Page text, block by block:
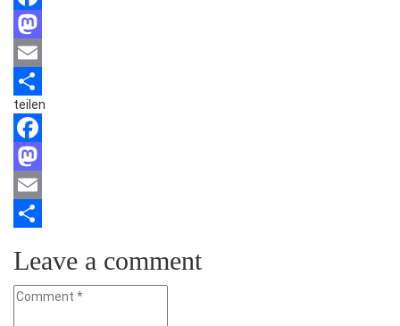
Facebook
Mastodon
Email
Teilen
teilen
Facebook
Mastodon
Email
Leave a comment